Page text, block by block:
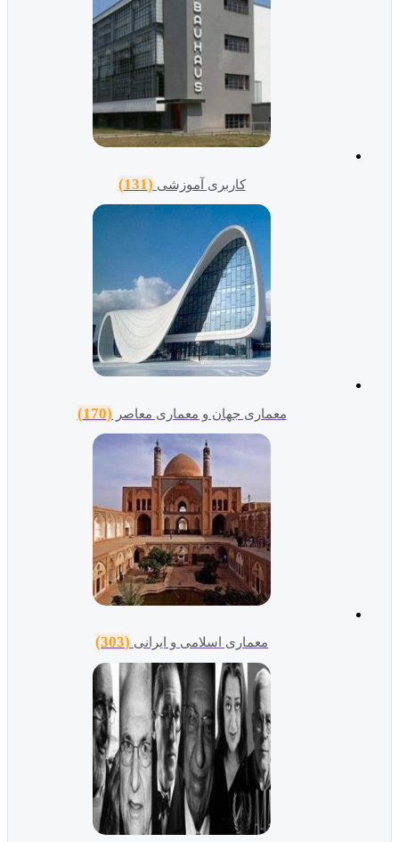
کاربری آموزشی (131)
معماری جهان و معماری معاصر (170)
معماری اسلامی و ایرانی (303)